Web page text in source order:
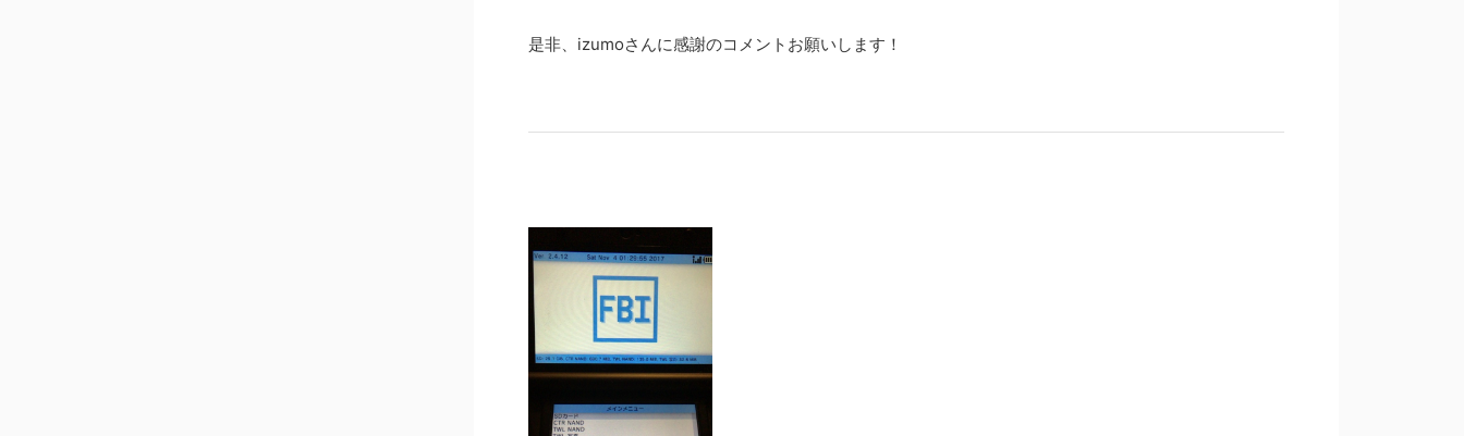
是非、izumoさんに感謝のコメントお願いします！